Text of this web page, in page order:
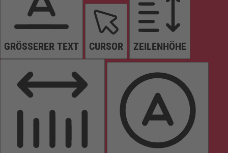
GRÖSSERER TEXT CURSOR ZEILENHÖHE